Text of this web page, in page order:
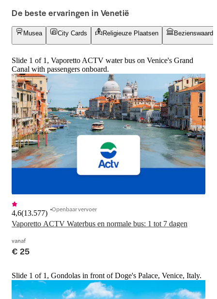
Dogepaleis en geniet van versnelde
toegang, rondleidingen met gids en
combi-rondleidingen met de San
Marco Basiliek.
visit attractie. Pak
skip-the-line
en combo-
De beste ervaringen in Venetië
Musea City Cards Religieuze Plaatsen
Slide 1 of 1, Vaporetto ACTV water bus on Venice's Grand
Canal with passengers onboard.
Vaporetto ACTV Waterbus en normale bus: 1 tot 7 dagen
4,6(13.577) Openbaar vervoer
vanaf
€ 25
Slide 1 of 1, Gondolas in front of Doge's Palace, Venice, Italy.